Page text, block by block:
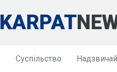
KARPAT
Суспільство